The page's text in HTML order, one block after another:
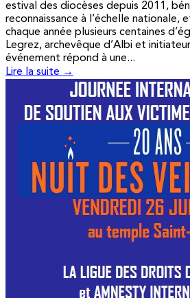
estival des diocèses depuis 2011,
reconnaissance à l’échelle nationale,
chaque année plusieurs centaines
Legrez, archevêque d’Albi et
événement répond à une...
Lire la suite →